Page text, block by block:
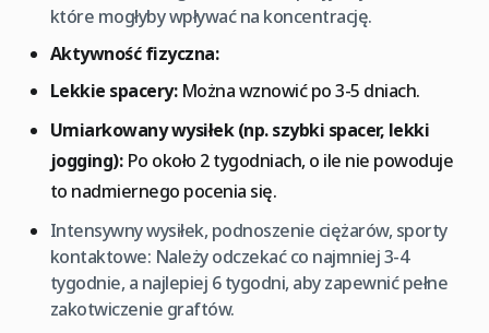
które mogłyby wpływać na koncentrację.
Aktywność fizyczna:
Lekkie spacery:Można wznowić po 3-5 dniach.
Umiarkowany wysiłek (np. szybki spacer, lekki
jogging):Po około 2 tygodniach, o ile nie powoduje
to nadmiernego pocenia się.
Intensywny wysiłek, podnoszenie ciężarów, sporty
kontaktowe: Należy odczekać co najmniej 3-4
tygodnie, a najlepiej 6 tygodni, aby zapewnić pełne
zakotwiczenie graftów.